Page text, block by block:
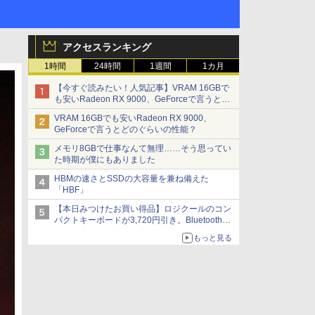
アクセスランキング
1時間 24時間 1週間 1カ月
【今すぐ読みたい！人気記事】VRAM 16GBで
も安いRadeon RX 9000、GeForceで言うとど
のぐらいの性能？ - PC Watch
VRAM 16GBでも安いRadeon RX 9000、
GeForceで言うとどのぐらいの性能？
メモリ8GBで仕事なんて無理……そう思ってい
た時期が僕にもありました
HBMの速さとSSDの大容量を兼ね備えた
「HBF」
【本日みつけたお買い得品】ロジクールのコン
パクトキーボードが3,720円引き。Bluetoothで3
もっと見る